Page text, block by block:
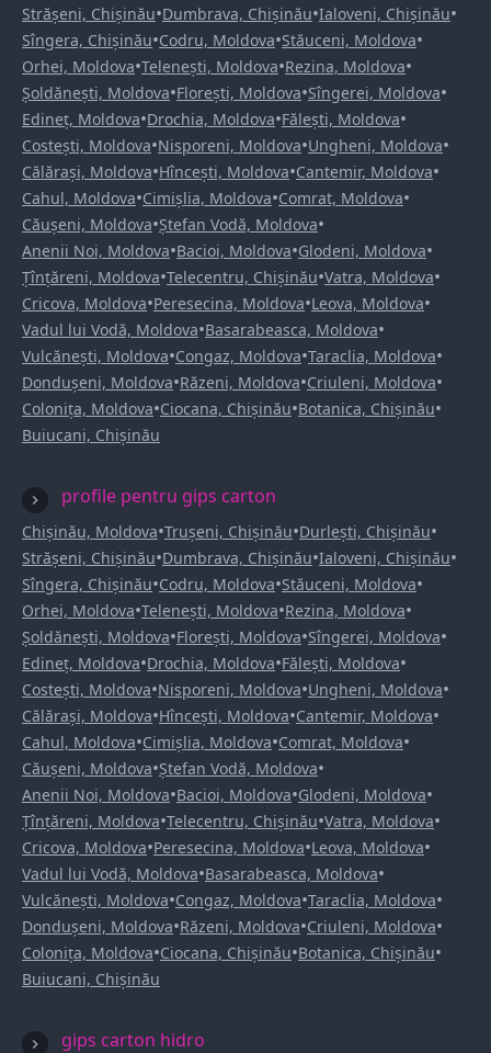
Strășeni, Chișinău•Dumbrava, Chișinău•Ialoveni, Chișinău•
Sîngera, Chișinău•Codru, Moldova•Stăuceni, Moldova•
Orhei, Moldova•Telenești, Moldova•Rezina, Moldova•
Șoldănești, Moldova•Florești, Moldova•Sîngerei, Moldova•
Edineț, Moldova•Drochia, Moldova•Fălești, Moldova•
Costești, Moldova•Nisporeni, Moldova•Ungheni, Moldova•
Călărași, Moldova•Hîncești, Moldova•Cantemir, Moldova•
Cahul, Moldova•Cimișlia, Moldova•Comrat, Moldova•
Căușeni, Moldova•Ștefan Vodă, Moldova•
Anenii Noi, Moldova•Bacioi, Moldova•Glodeni, Moldova•
Țînțăreni, Moldova•Telecentru, Chișinău•Vatra, Moldova•
Cricova, Moldova•Peresecina, Moldova•Leova, Moldova•
Vadul lui Vodă, Moldova•Basarabeasca, Moldova•
Vulcănești, Moldova•Congaz, Moldova•Taraclia, Moldova•
Dondușeni, Moldova•Răzeni, Moldova•Criuleni, Moldova•
Colonița, Moldova•Ciocana, Chișinău•Botanica, Chișinău•
Buiucani, Chișinău
profile pentru gips carton
Chișinău, Moldova•Trușeni, Chișinău•Durlești, Chișinău•
Strășeni, Chișinău•Dumbrava, Chișinău•Ialoveni, Chișinău•
Sîngera, Chișinău•Codru, Moldova•Stăuceni, Moldova•
Orhei, Moldova•Telenești, Moldova•Rezina, Moldova•
Șoldănești, Moldova•Florești, Moldova•Sîngerei, Moldova•
Edineț, Moldova•Drochia, Moldova•Fălești, Moldova•
Costești, Moldova•Nisporeni, Moldova•Ungheni, Moldova•
Călărași, Moldova•Hîncești, Moldova•Cantemir, Moldova•
Cahul, Moldova•Cimișlia, Moldova•Comrat, Moldova•
Căușeni, Moldova•Ștefan Vodă, Moldova•
Anenii Noi, Moldova•Bacioi, Moldova•Glodeni, Moldova•
Țînțăreni, Moldova•Telecentru, Chișinău•Vatra, Moldova•
Cricova, Moldova•Peresecina, Moldova•Leova, Moldova•
Vadul lui Vodă, Moldova•Basarabeasca, Moldova•
Vulcănești, Moldova•Congaz, Moldova•Taraclia, Moldova•
Dondușeni, Moldova•Răzeni, Moldova•Criuleni, Moldova•
Colonița, Moldova•Ciocana, Chișinău•Botanica, Chișinău•
Buiucani, Chișinău
gips carton hidro